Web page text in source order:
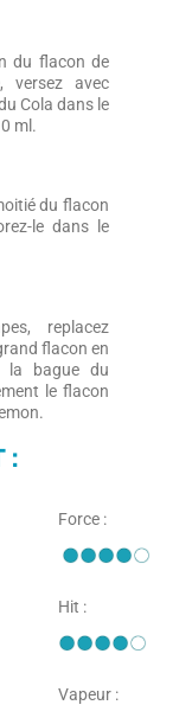
du flacon de
versez avec
Cola dans le
ml.
du flacon
le dans le
replacez
flacon en
la bague du
le flacon
:
Force :
Hit :
Vapeur :